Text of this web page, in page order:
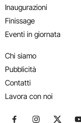
Inaugurazioni
Finissage
Eventi in giornata
Chi siamo
Pubblicità
Contatti
Lavora con noi
Seguici suSeguici su